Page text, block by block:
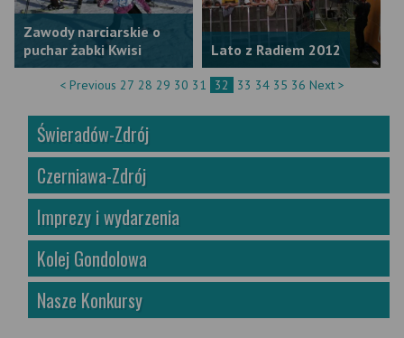
Zawody narciarskie o
puchar żabki Kwisi
Lato z Radiem 2012
< Previous 27 28 29 30 31 32 33 34 35 36 Next >
Świeradów-Zdrój
Czerniawa-Zdrój
Imprezy i wydarzenia
Kolej Gondolowa
Nasze Konkursy